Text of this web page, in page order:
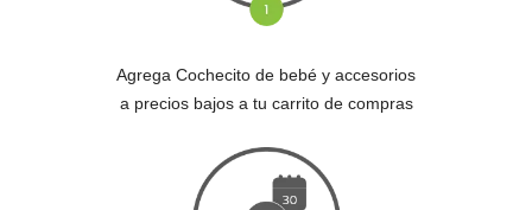
Agrega Cochecito de bebé y accesorios
a precios bajos a tu carrito de compras